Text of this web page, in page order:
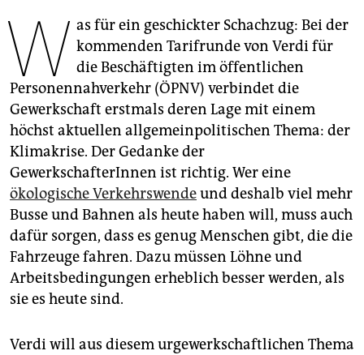
abo
genossenschaft
epaper login
W as für ein geschickter Schachzug: Bei der
kommenden Tarifrunde von Verdi für
die Beschäftigten im öffentlichen
Personennahverkehr (ÖPNV) verbindet die
Gewerkschaft erstmals deren Lage mit einem
höchst aktuellen allgemeinpolitischen Thema: der
Klimakrise. Der Gedanke der
GewerkschafterInnen ist richtig. Wer eine
ökologische Verkehrswendeund deshalb viel mehr
Busse und Bahnen als heute haben will, muss auch
dafür sorgen, dass es genug Menschen gibt, die die
Fahrzeuge fahren. Dazu müssen Löhne und
Arbeitsbedingungen erheblich besser werden, als
sie es heute sind.
Verdi will aus diesem urgewerkschaftlichen Thema